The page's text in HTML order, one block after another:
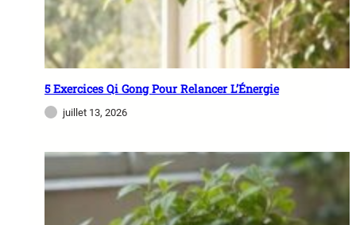
n
t
é
5 Exercices Qi Gong Pour Relancer L’Énergie
juillet 13, 2026